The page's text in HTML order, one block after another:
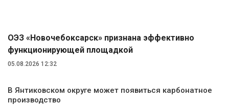
ОЭЗ «Новочебоксарск» признана эффективно
функционирующей площадкой
05.08.2026 12:32
В Янтиковском округе может появиться карбонатное
производство